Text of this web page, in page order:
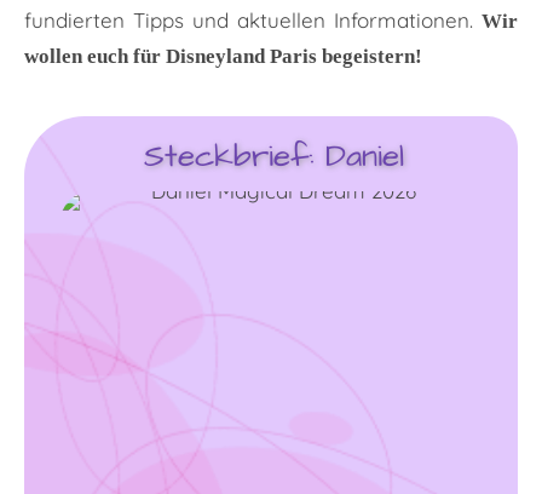
fundierten Tipps und aktuellen Informationen. Wir
wollen euch für Disneyland Paris begeistern!
Steckbrief: Daniel